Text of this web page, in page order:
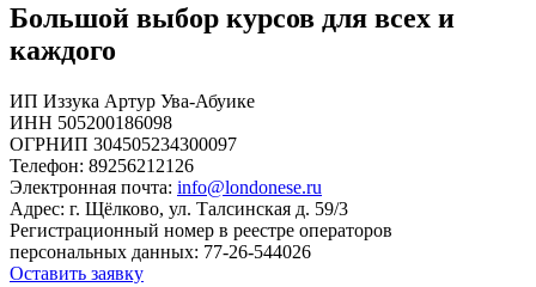
Большой выбор курсов для всех и
каждого
ИП Иззука Артур Ува-Абуике
ИНН 505200186098
ОГРНИП 304505234300097
Телефон: 89256212126
Электронная почта: info@londonese.ru
Адрес: г. Щёлково, ул. Талсинская д. 59/3
Регистрационный номер в реестре операторов
персональных данных: 77-26-544026
Оставить заявку